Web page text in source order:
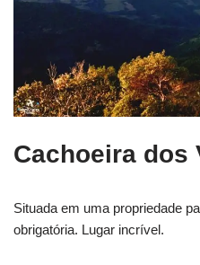
Cachoeira dos
Situada em uma propriedade
obrigatória. Lugar incrível.